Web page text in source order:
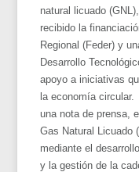
natural licuado
recibido la
Regional (Feder) y
Desarrollo
apoyo a iniciativas
la economía
una nota de prensa,
Gas Natural Licuado
mediante el
y la gestión de la